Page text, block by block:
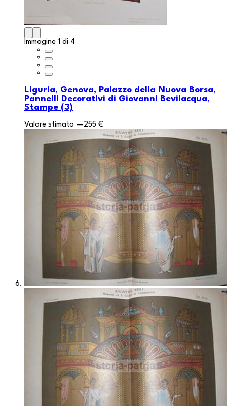
Immagine 1 di 4
Liguria, Genova, Palazzo della Nuova Borsa,
Pannelli Decorativi di Giovanni Bevilacqua,
Stampe (3)
Valore stimato —255 €